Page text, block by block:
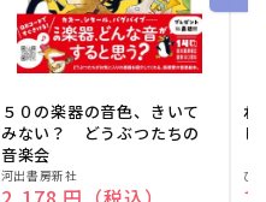
５０の楽器の音色、きいて
みない？ どうぶつたちの
音楽会
販
河出書房新社
ね
販ひ